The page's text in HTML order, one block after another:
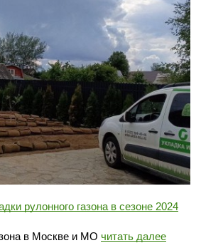
рулонного газона в сезоне 2024
в Москве и МО читать далее